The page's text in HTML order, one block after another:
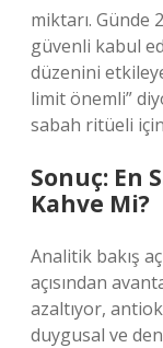
miktarı. Günde
güvenli kabul
düzenini
limit önemli”
sabah ritüeli
Sonuç: En
Kahve Mi?
Analitik bakış
açısından
azaltıyor,
duygusal ve